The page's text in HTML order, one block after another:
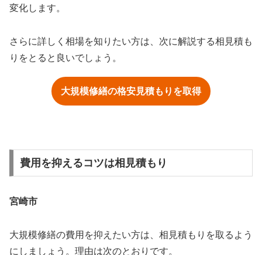
変化します。
さらに詳しく相場を知りたい方は、次に解説する相見積も
りをとると良いでしょう。
大規模修繕の格安見積もりを取得
費用を抑えるコツは相見積もり
宮崎市
大規模修繕の費用を抑えたい方は、相見積もりを取るよう
にしましょう。理由は次のとおりです。